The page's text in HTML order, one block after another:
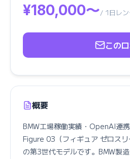
¥180,000〜/ 1日レ
この
概要
BMW工場稼働実績・OpenAI連
Figure 03（フィギュア ゼロス
の第3世代モデルです。BMW製